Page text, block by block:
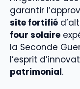
garantir
site fortifié
four solaire
la Seconde
l’esprit
patrimonial.